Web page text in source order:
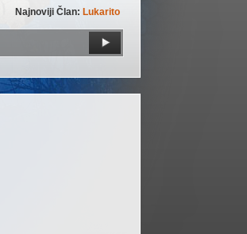
Najnoviji Član: Lukarito